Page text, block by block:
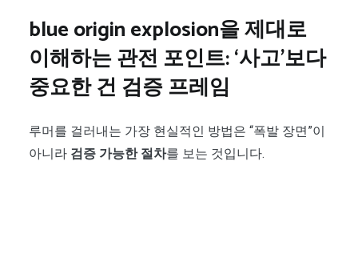
blue origin explosion을 제대로
이해하는 관전 포인트: ‘사고’보다
중요한 건 검증 프레임
루머를 걸러내는 가장 현실적인 방법은 “폭발 장면”이
아니라 검증 가능한 절차를 보는 것입니다.